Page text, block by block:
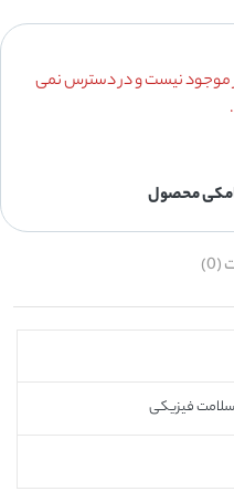
موجود نیست و در دسترس نمی
محصول
سلامت فیزیکی